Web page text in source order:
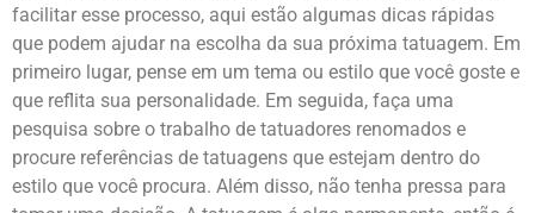
facilitar esse processo, aqui estão algumas dicas rápidas
que podem ajudar na escolha da sua próxima tatuagem. Em
primeiro lugar, pense em um tema ou estilo que você goste e
que reflita sua personalidade. Em seguida, faça uma
pesquisa sobre o trabalho de tatuadores renomados e
procure referências de tatuagens que estejam dentro do
estilo que você procura. Além disso, não tenha pressa para